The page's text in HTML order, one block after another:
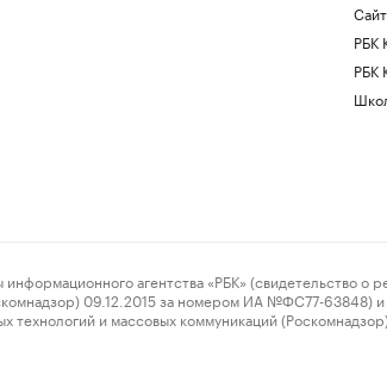
РБК
РБК
агентства «РБК» (свидетельство о
09.12.2015 за номером ИА №ФС77-63848) и
и массовых коммуникаций